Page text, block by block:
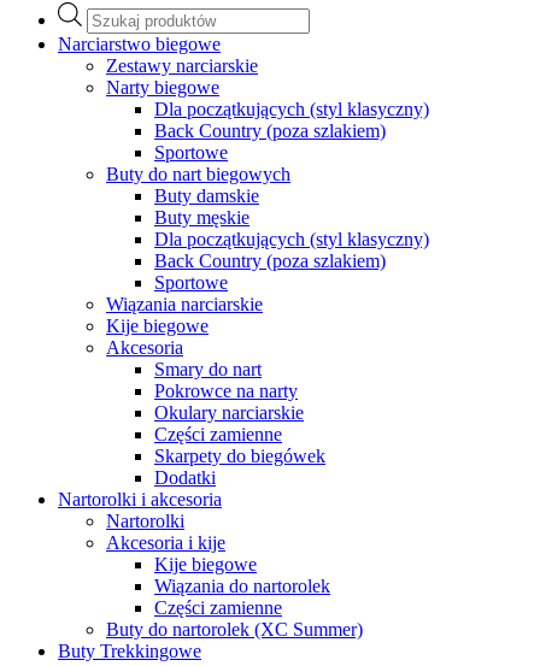
Wyszukiwarka
produktów
Narciarstwo biegowe
Zestawy narciarskie
Narty biegowe
Dla początkujących (styl klasyczny)
Back Country (poza szlakiem)
Sportowe
Buty do nart biegowych
Buty damskie
Buty męskie
Dla początkujących (styl klasyczny)
Back Country (poza szlakiem)
Sportowe
Wiązania narciarskie
Kije biegowe
Akcesoria
Smary do nart
Pokrowce na narty
Okulary narciarskie
Części zamienne
Skarpety do biegówek
Dodatki
Nartorolki i akcesoria
Nartorolki
Akcesoria i kije
Kije biegowe
Wiązania do nartorolek
Części zamienne
Buty do nartorolek (XC Summer)
Buty Trekkingowe